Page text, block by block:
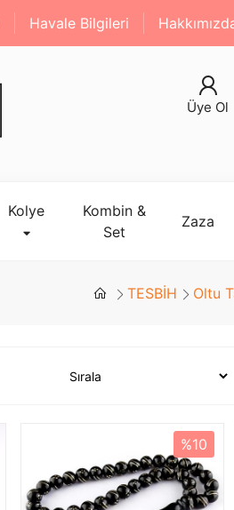
Havale Bilgileri
Üye Ol
Kolye
Kombin &
Set
Zaza
TESBİH Oltu
%10